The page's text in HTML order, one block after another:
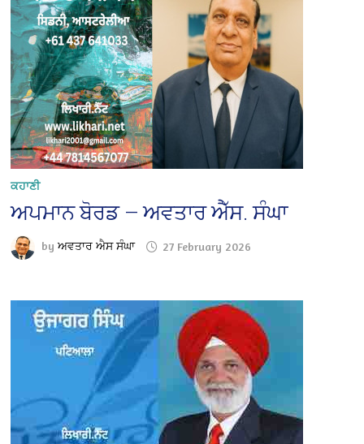
ਕਹਾਣੀ
ਅਪਮਾਨ ਬੋਰਡ — ਅਵਤਾਰ ਐੱਸ. ਸੰਘਾ
byਅਵਤਾਰ ਐਸ ਸੰਘਾ 27 February 2026